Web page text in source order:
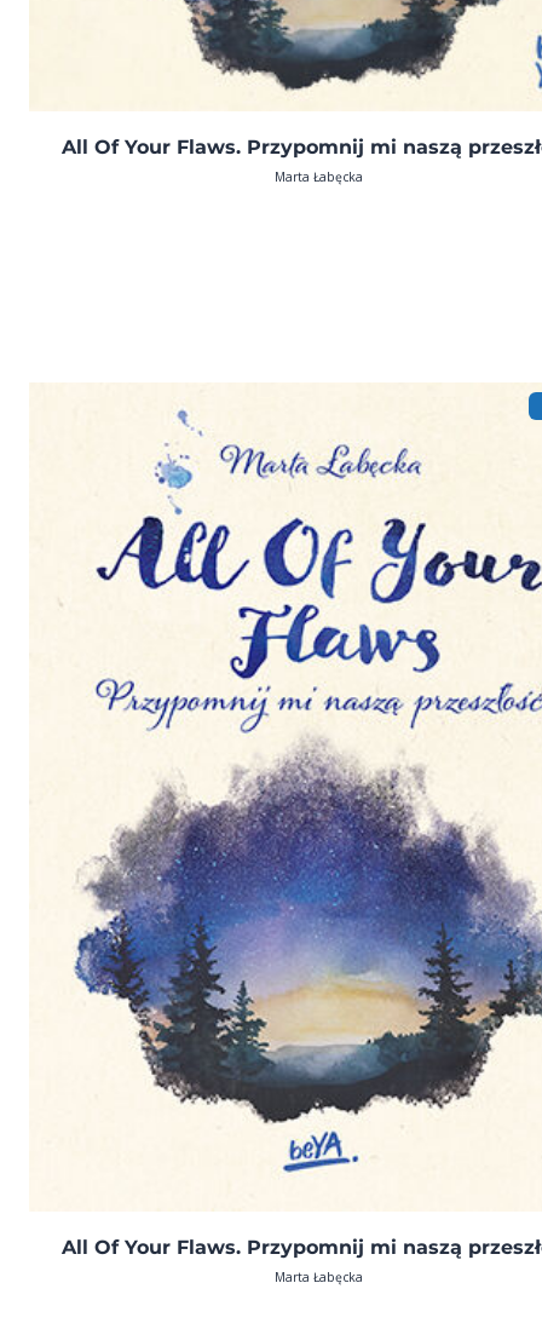
All Of Your Flaws. Przypomnij mi naszą
Marta Łabęcka
All Of Your Flaws. Przypomnij mi naszą
Marta Łabęcka